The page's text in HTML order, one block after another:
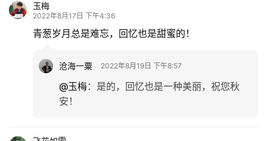
玉梅
2022年8月17日 下午4:36
青葱岁月总是难忘，回忆也是甜蜜的！
沧海一粟 2022年8月19日 下午8:57
@玉梅： 是的，回忆也是一种美丽，祝您秋
安！